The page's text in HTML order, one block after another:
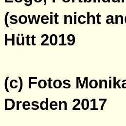
(soweit nicht
Hütt 2019
(c) Fotos
Dresden 2017